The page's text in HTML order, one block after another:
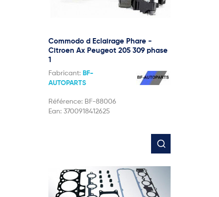
Commodo d Eclairage Phare -
Citroen Ax Peugeot 205 309 phase
1
Fabricant: BF-
AUTOPARTS
Référence: BF-88006
Ean: 3700918412625